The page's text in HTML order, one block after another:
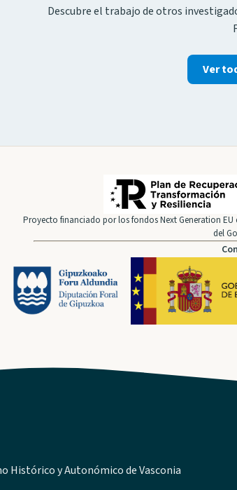
Descubre el trabajo de otros
Ver
Proyecto financiado por los fondos Next Generation
del
Histórico y Autonómico de Vasconia